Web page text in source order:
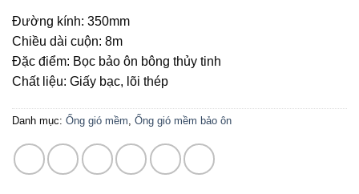
Đường kính: 350mm
Chiều dài cuộn: 8m
Đặc điểm: Bọc bảo ôn bông thủy tinh
Chất liệu: Giấy bạc, lõi thép
Danh mục: Ống gió mềm, Ống gió mềm bảo ôn